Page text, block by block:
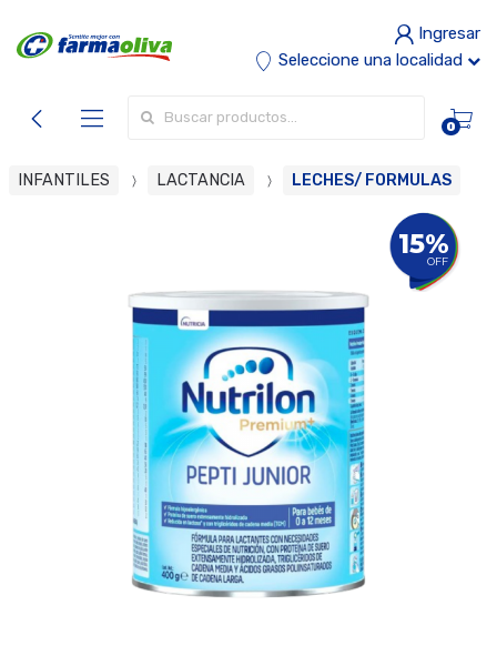
Ingresar
Seleccione una localidad
0
INFANTILES LACTANCIA LECHES/ FORMULAS
15%
OFF